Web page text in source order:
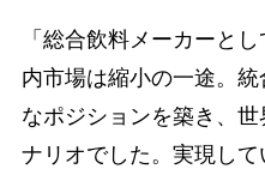
「総合飲料メーカーと
内市場は縮小の一途。
なポジションを築き、
ナリオでした。実現し